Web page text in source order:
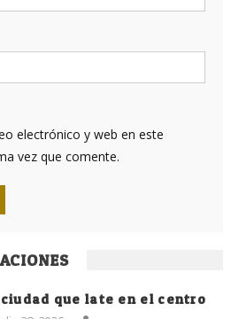
electrónico y web en este
vez que comente.
que late en el centro